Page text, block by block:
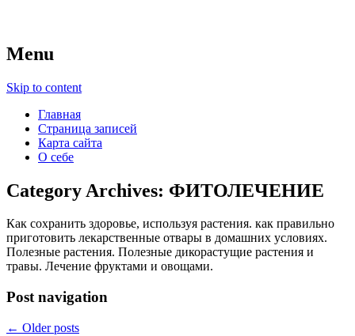
Menu
Skip to content
Главная
Страница записей
Карта сайта
О себе
Category Archives: ФИТОЛЕЧЕНИЕ
Как сохранить здоровье, используя растения. как правильно
приготовить лекарственные отвары в домашних условиях.
Полезные растения. Полезные дикорастущие растения и
травы. Лечение фруктами и овощами.
Post navigation
← Older posts